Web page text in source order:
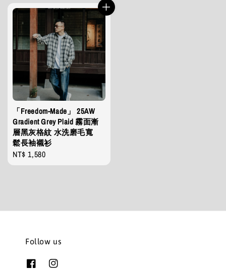
「Freedom-Made」 25AW
Gradient Grey Plaid 霧面漸
層黑灰格紋 水洗磨毛寬
鬆長袖襯衫
Regular
price
NT$ 1,580
Follow us